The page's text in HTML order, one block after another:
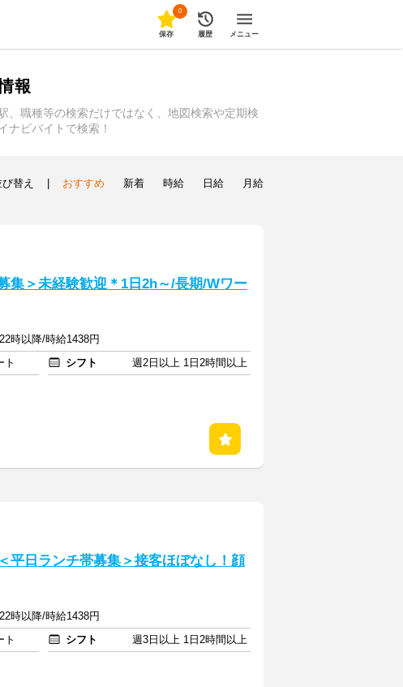
0
保存 履歴 メニュー
報
職種等の検索だけではなく、地図検索や定期検
ビバイトで検索！
替え おすすめ 新着 時給 日給 月給
集＞未経験歓迎＊1日2h～/長期/Wワー
時以降/時給1438円
ト シフト
週2日以上 1日2時間以上
平日ランチ帯募集＞接客ほぼなし！顔
時以降/時給1438円
ト シフト
週3日以上 1日2時間以上